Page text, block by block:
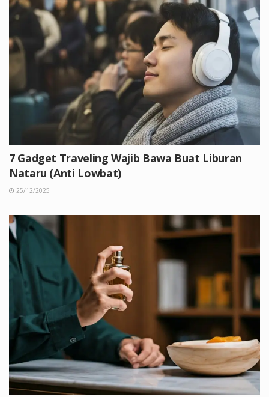
7 Gadget Traveling Wajib Bawa Buat Liburan
Nataru (Anti Lowbat)
25/12/2025